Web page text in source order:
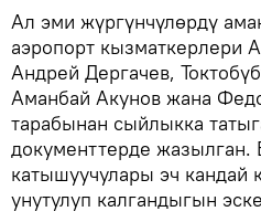
Ал эми жүргүнчүлөрдү
аэропорт кызматкерлери
Андрей Дергачев,
Аманбай Акунов жана
тарабынан сыйлыкка
документтерде жазылган.
катышуучулары эч кандай
унутулуп калгандыгын